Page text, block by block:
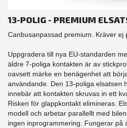
13-POLIG - PREMIUM
Canbusanpassad premium. Kräver ej
Uppgradera till nya EU-standarden
äldre 7-poliga kontakten är av
oavsett märke en benägenhet att
användande. Den 13-poliga elsatsen
innebär att kontakten skruvas in ett
Risken för glappkontakt elimineras.
modell och arbetar parallellt med
ingen inprogrammering. Fungerar på